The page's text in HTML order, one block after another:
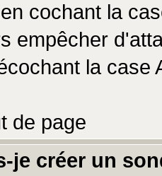
cochant la
empêcher
la
de page
je créer un